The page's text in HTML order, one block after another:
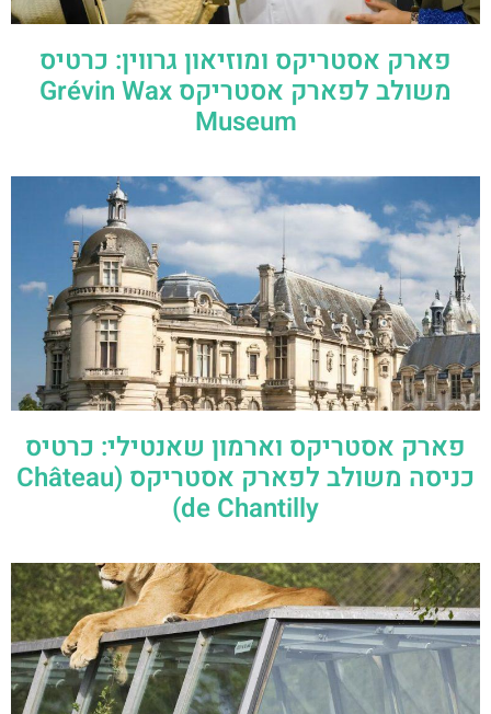
פארק אסטריקס ומוזיאון גרווין: כרטיס
משולב לפארק אסטריקס Grévin Wax
Museum
פארק אסטריקס וארמון שאנטילי: כרטיס
כניסה משולב לפארק אסטריקס (Château
de Chantilly)